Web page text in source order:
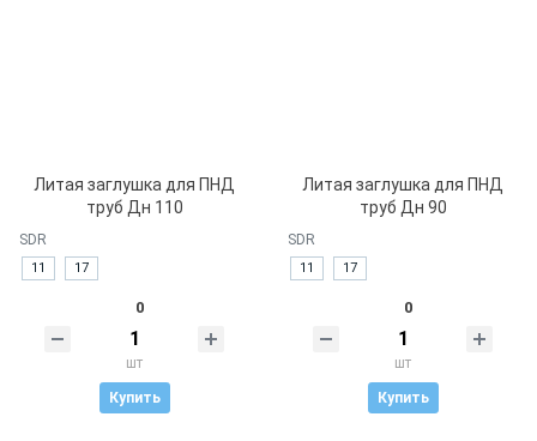
Литая заглушка для ПНД
труб Дн 110
SDR
11 17
0
шт
Купить
Литая заглушка для ПНД
труб Дн 90
SDR
11 17
0
шт
Купить